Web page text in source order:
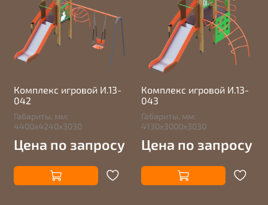
Комплекс игровой И.13-
042
Габариты, мм:
4400х4240х3030
Цена по запросу
Комплекс игровой И.13-
043
Габариты, мм:
4130х3000х3030
Цена по запросу